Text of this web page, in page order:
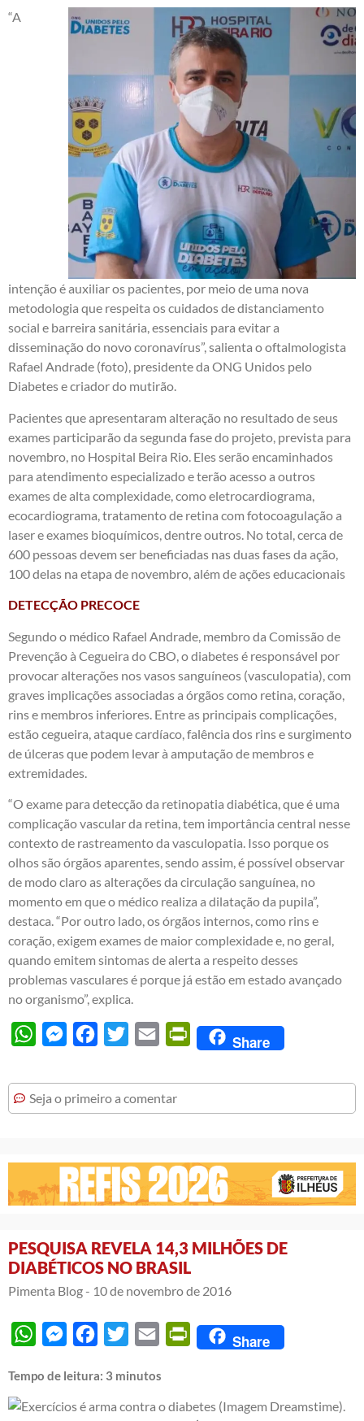
“A
intenção é auxiliar os pacientes, por meio de uma nova
metodologia que respeita os cuidados de distanciamento
social e barreira sanitária, essenciais para evitar a
disseminação do novo coronavírus”, salienta o oftalmologista
Rafael Andrade (foto), presidente da ONG Unidos pelo
Diabetes e criador do mutirão.
Pacientes que apresentaram alteração no resultado de seus
exames participarão da segunda fase do projeto, prevista para
novembro, no Hospital Beira Rio. Eles serão encaminhados
para atendimento especializado e terão acesso a outros
exames de alta complexidade, como eletrocardiograma,
ecocardiograma, tratamento de retina com fotocoagulação a
laser e exames bioquímicos, dentre outros. No total, cerca de
600 pessoas devem ser beneficiadas nas duas fases da ação,
100 delas na etapa de novembro, além de ações educacionais
DETECÇÃO PRECOCE
Segundo o médico Rafael Andrade, membro da Comissão de
Prevenção à Cegueira do CBO, o diabetes é responsável por
provocar alterações nos vasos sanguíneos (vasculopatia), com
graves implicações associadas a órgãos como retina, coração,
rins e membros inferiores. Entre as principais complicações,
estão cegueira, ataque cardíaco, falência dos rins e surgimento
de úlceras que podem levar à amputação de membros e
extremidades.
“O exame para detecção da retinopatia diabética, que é uma
complicação vascular da retina, tem importância central nesse
contexto de rastreamento da vasculopatia. Isso porque os
olhos são órgãos aparentes, sendo assim, é possível observar
de modo claro as alterações da circulação sanguínea, no
momento em que o médico realiza a dilatação da pupila”,
destaca. “Por outro lado, os órgãos internos, como rins e
coração, exigem exames de maior complexidade e, no geral,
quando emitem sintomas de alerta a respeito desses
problemas vasculares é porque já estão em estado avançado
no organismo”, explica.
WhatsAppMessengerFacebook
Twitter Email PrintFriendly
Share
Seja o primeiro a comentar
PESQUISA REVELA 14,3 MILHÕES DE
DIABÉTICOS NO BRASIL
Pimenta Blog - 10 de novembro de 2016
WhatsAppMessengerFacebook
Twitter Email PrintFriendly
Share
Tempo de leitura: 3 minutos